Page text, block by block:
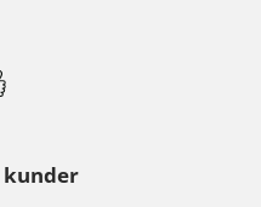
kunder